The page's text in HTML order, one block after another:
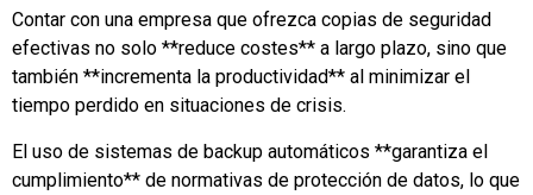
Contar con una empresa que ofrezca copias de seguridad
efectivas no solo **reduce costes** a largo plazo, sino que
también **incrementa la productividad** al minimizar el
tiempo perdido en situaciones de crisis.
El uso de sistemas de backup automáticos **garantiza el
cumplimiento** de normativas de protección de datos, lo que